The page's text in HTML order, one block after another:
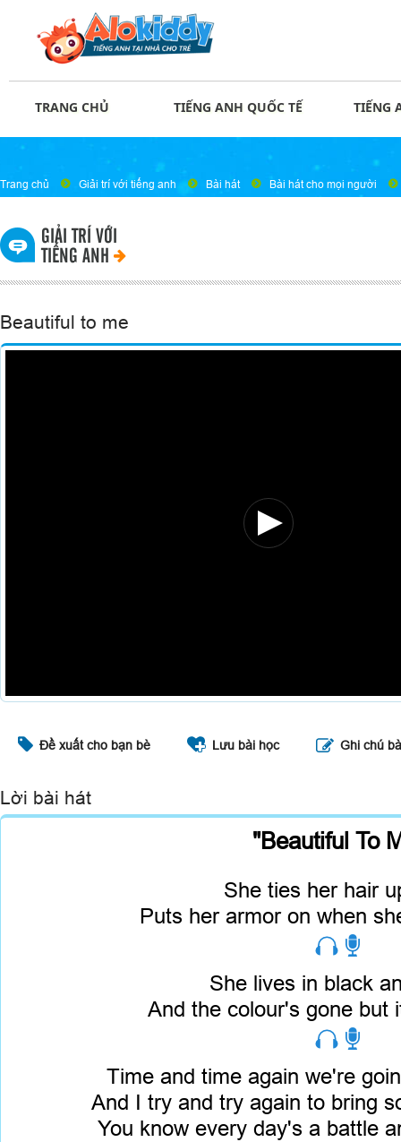
TRANG CHỦ TIẾNG ANH QUỐC TẾ TIẾNG
Trang chủ Giải trí với tiếng anh Bài hát Bài hát cho mọi người
GIẢI TRÍ VỚI
TIẾNG ANH
Beautiful to me
Đề xuất cho bạn bè Lưu bài học Ghi chú
Lời bài hát
"Beautiful To
She ties her hair
Puts her armor on when
She lives in black
And the colour's gone but
Time and time again we're
And I try and try again to bring
You know every day's a battle